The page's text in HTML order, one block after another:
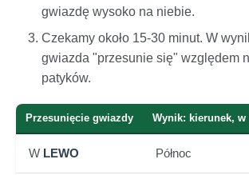
gwiazdę wysoko na niebie.
Czekamy około 15-30 minut. W
gwiazda "przesunie się" względem
patyków.
Przesunięcie gwiazdy Wynik: kierunek,
W LEWO Północ